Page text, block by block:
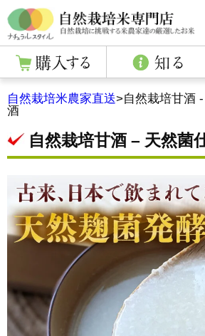
自然栽培米農家直送>自然栽培甘酒
酒
自然栽培甘酒 – 天然菌